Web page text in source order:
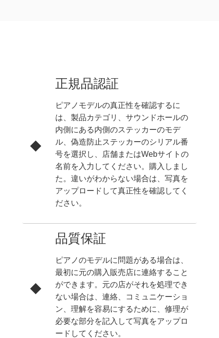
正規品認証
ピアノモデルの真正性を確認するに
は、製品カテゴリ、サウンドホールの
内側にある内側のステッカーのモデ
ル、偽造防止ステッカーのシリアル番
号を選択し、店舗またはWebサイトの
名前を入力してください。購入しまし
た。違いがわからない場合は、写真を
アップロードして真正性を確認してく
ださい。
品質保証
ピアノのモデルに問題がある場合は、
最初に元の購入販売店に連絡すること
ができます。元の店がそれを処理でき
ない場合は、連絡、コミュニケーショ
ン、理解を容易にするために、修理が
必要な部分を記入して写真をアップロ
ードしてください。